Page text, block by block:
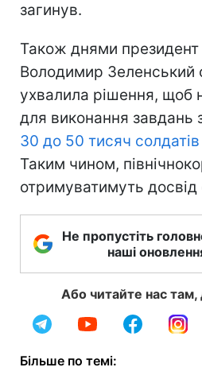
загинув.
Також днями президент
Володимир Зеленський
ухвалила рішення, щоб
для виконання завдань
30 до 50 тисяч солдатів
Таким чином,
отримуватимуть досвід
Не пропустіть
наші
Або читайте нас там,
Більше по темі: